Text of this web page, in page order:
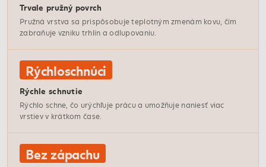
Trvale pružný povrch
Pružná vrstva sa prispôsobuje teplotným zmenám kovu, čím
zabraňuje vzniku trhlín a odlupovaniu.
Rýchloschnúci
Rýchle schnutie
Rýchlo schne, čo urýchľuje prácu a umožňuje naniesť viac
vrstiev v krátkom čase.
Bez zápachu